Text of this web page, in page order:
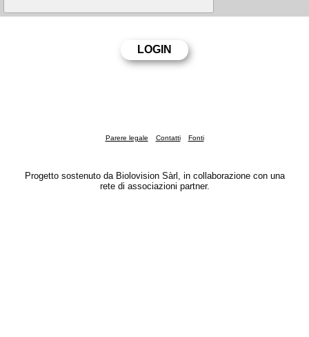
Parere legale Contatti Fonti
Progetto sostenuto da Biolovision Sàrl, in collaborazione con una
rete di associazioni partner.